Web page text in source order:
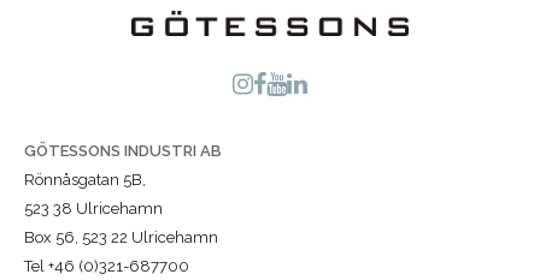
GÖTESSONS INDUSTRI AB
Rönnåsgatan 5B,
523 38 Ulricehamn
Box 56, 523 22 Ulricehamn
Tel +46 (0)321-687700